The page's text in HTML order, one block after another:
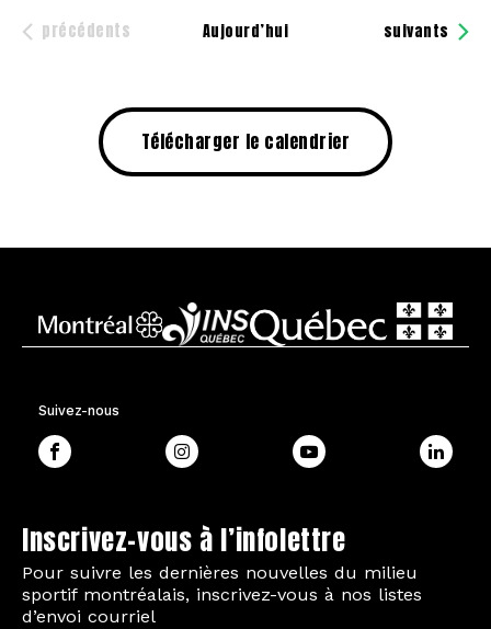
Événements
précédents Aujourd’hui Événements
suivants
Télécharger le calendrier
Suivez-nous
Inscrivez-vous à l’infolettre
Pour suivre les dernières nouvelles du milieu
sportif montréalais, inscrivez-vous à nos listes
d’envoi courriel